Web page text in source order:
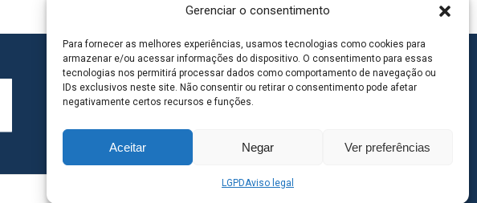
Gerenciar o consentimento
Para fornecer as melhores experiências, usamos tecnologias como cookies para
armazenar e/ou acessar informações do dispositivo. O consentimento para essas
tecnologias nos permitirá processar dados como comportamento de navegação ou
IDs exclusivos neste site. Não consentir ou retirar o consentimento pode afetar
negativamente certos recursos e funções.
Aceitar Negar Ver preferências
LGPDAviso legal